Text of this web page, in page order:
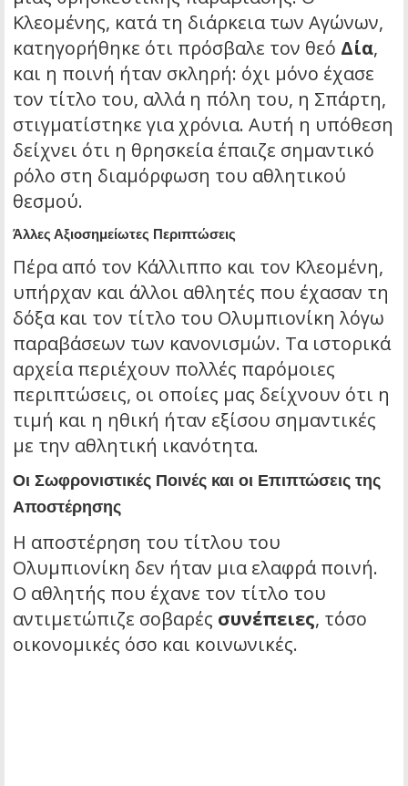
Κλεομένης, κατά τη διάρκεια των Αγώνων,
κατηγορήθηκε ότι πρόσβαλε τον θεό Δία,
και η ποινή ήταν σκληρή: όχι μόνο έχασε
τον τίτλο του, αλλά η πόλη του, η Σπάρτη,
στιγματίστηκε για χρόνια. Αυτή η υπόθεση
δείχνει ότι η θρησκεία έπαιζε σημαντικό
ρόλο στη διαμόρφωση του αθλητικού
θεσμού.
Άλλες Αξιοσημείωτες Περιπτώσεις
Πέρα από τον Κάλλιππο και τον Κλεομένη,
υπήρχαν και άλλοι αθλητές που έχασαν τη
δόξα και τον τίτλο του Ολυμπιονίκη λόγω
παραβάσεων των κανονισμών. Τα ιστορικά
αρχεία περιέχουν πολλές παρόμοιες
περιπτώσεις, οι οποίες μας δείχνουν ότι η
τιμή και η ηθική ήταν εξίσου σημαντικές
με την αθλητική ικανότητα.
Οι Σωφρονιστικές Ποινές και οι Επιπτώσεις της
Αποστέρησης
Η αποστέρηση του τίτλου του
Ολυμπιονίκη δεν ήταν μια ελαφρά ποινή.
Ο αθλητής που έχανε τον τίτλο του
αντιμετώπιζε σοβαρές συνέπειες, τόσο
οικονομικές όσο και κοινωνικές.